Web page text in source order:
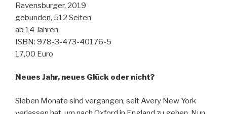
Ravensburger, 2019
gebunden, 512 Seiten
ab 14 Jahren
ISBN: 978-3-473-40176-5
17,00 Euro
Neues Jahr, neues Glück oder nicht?
Sieben Monate sind vergangen, seit Avery New York